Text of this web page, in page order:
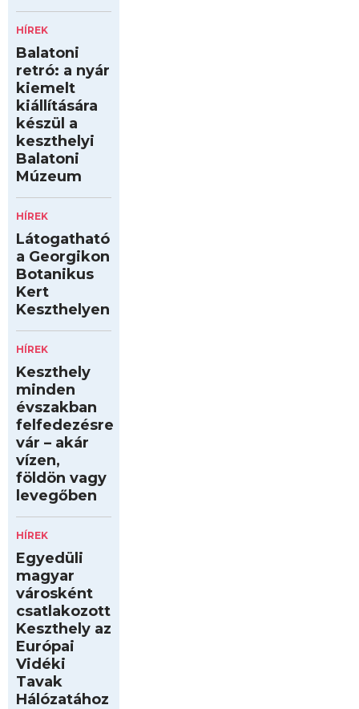
HÍREK
Balatoni
retró: a nyár
kiemelt
kiállítására
készül a
keszthelyi
Balatoni
Múzeum
HÍREK
Látogatható
a Georgikon
Botanikus
Kert
Keszthelyen
HÍREK
Keszthely
minden
évszakban
felfedezésre
vár – akár
vízen,
földön vagy
levegőben
HÍREK
Egyedüli
magyar
városként
csatlakozott
Keszthely az
Európai
Vidéki
Tavak
Hálózatához